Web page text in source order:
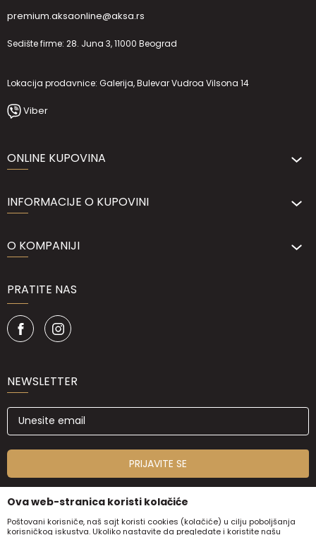
premium.aksaonline@aksa.rs
Sedište firme: 28. Juna 3, 11000 Beograd
Lokacija prodavnice: Galerija, Bulevar Vudroa Vilsona 14
Viber
ONLINE KUPOVINA
INFORMACIJE O KUPOVINI
O KOMPANIJI
PRATITE NAS
NEWSLETTER
PRIJAVITE SE
Ova web-stranica koristi kolačiće
Poštovani korisniče, naš sajt koristi cookies (kolačiće) u cilju poboljšanja
korisničkog iskustva. Ukoliko nastavite da pregledate i koristite našu